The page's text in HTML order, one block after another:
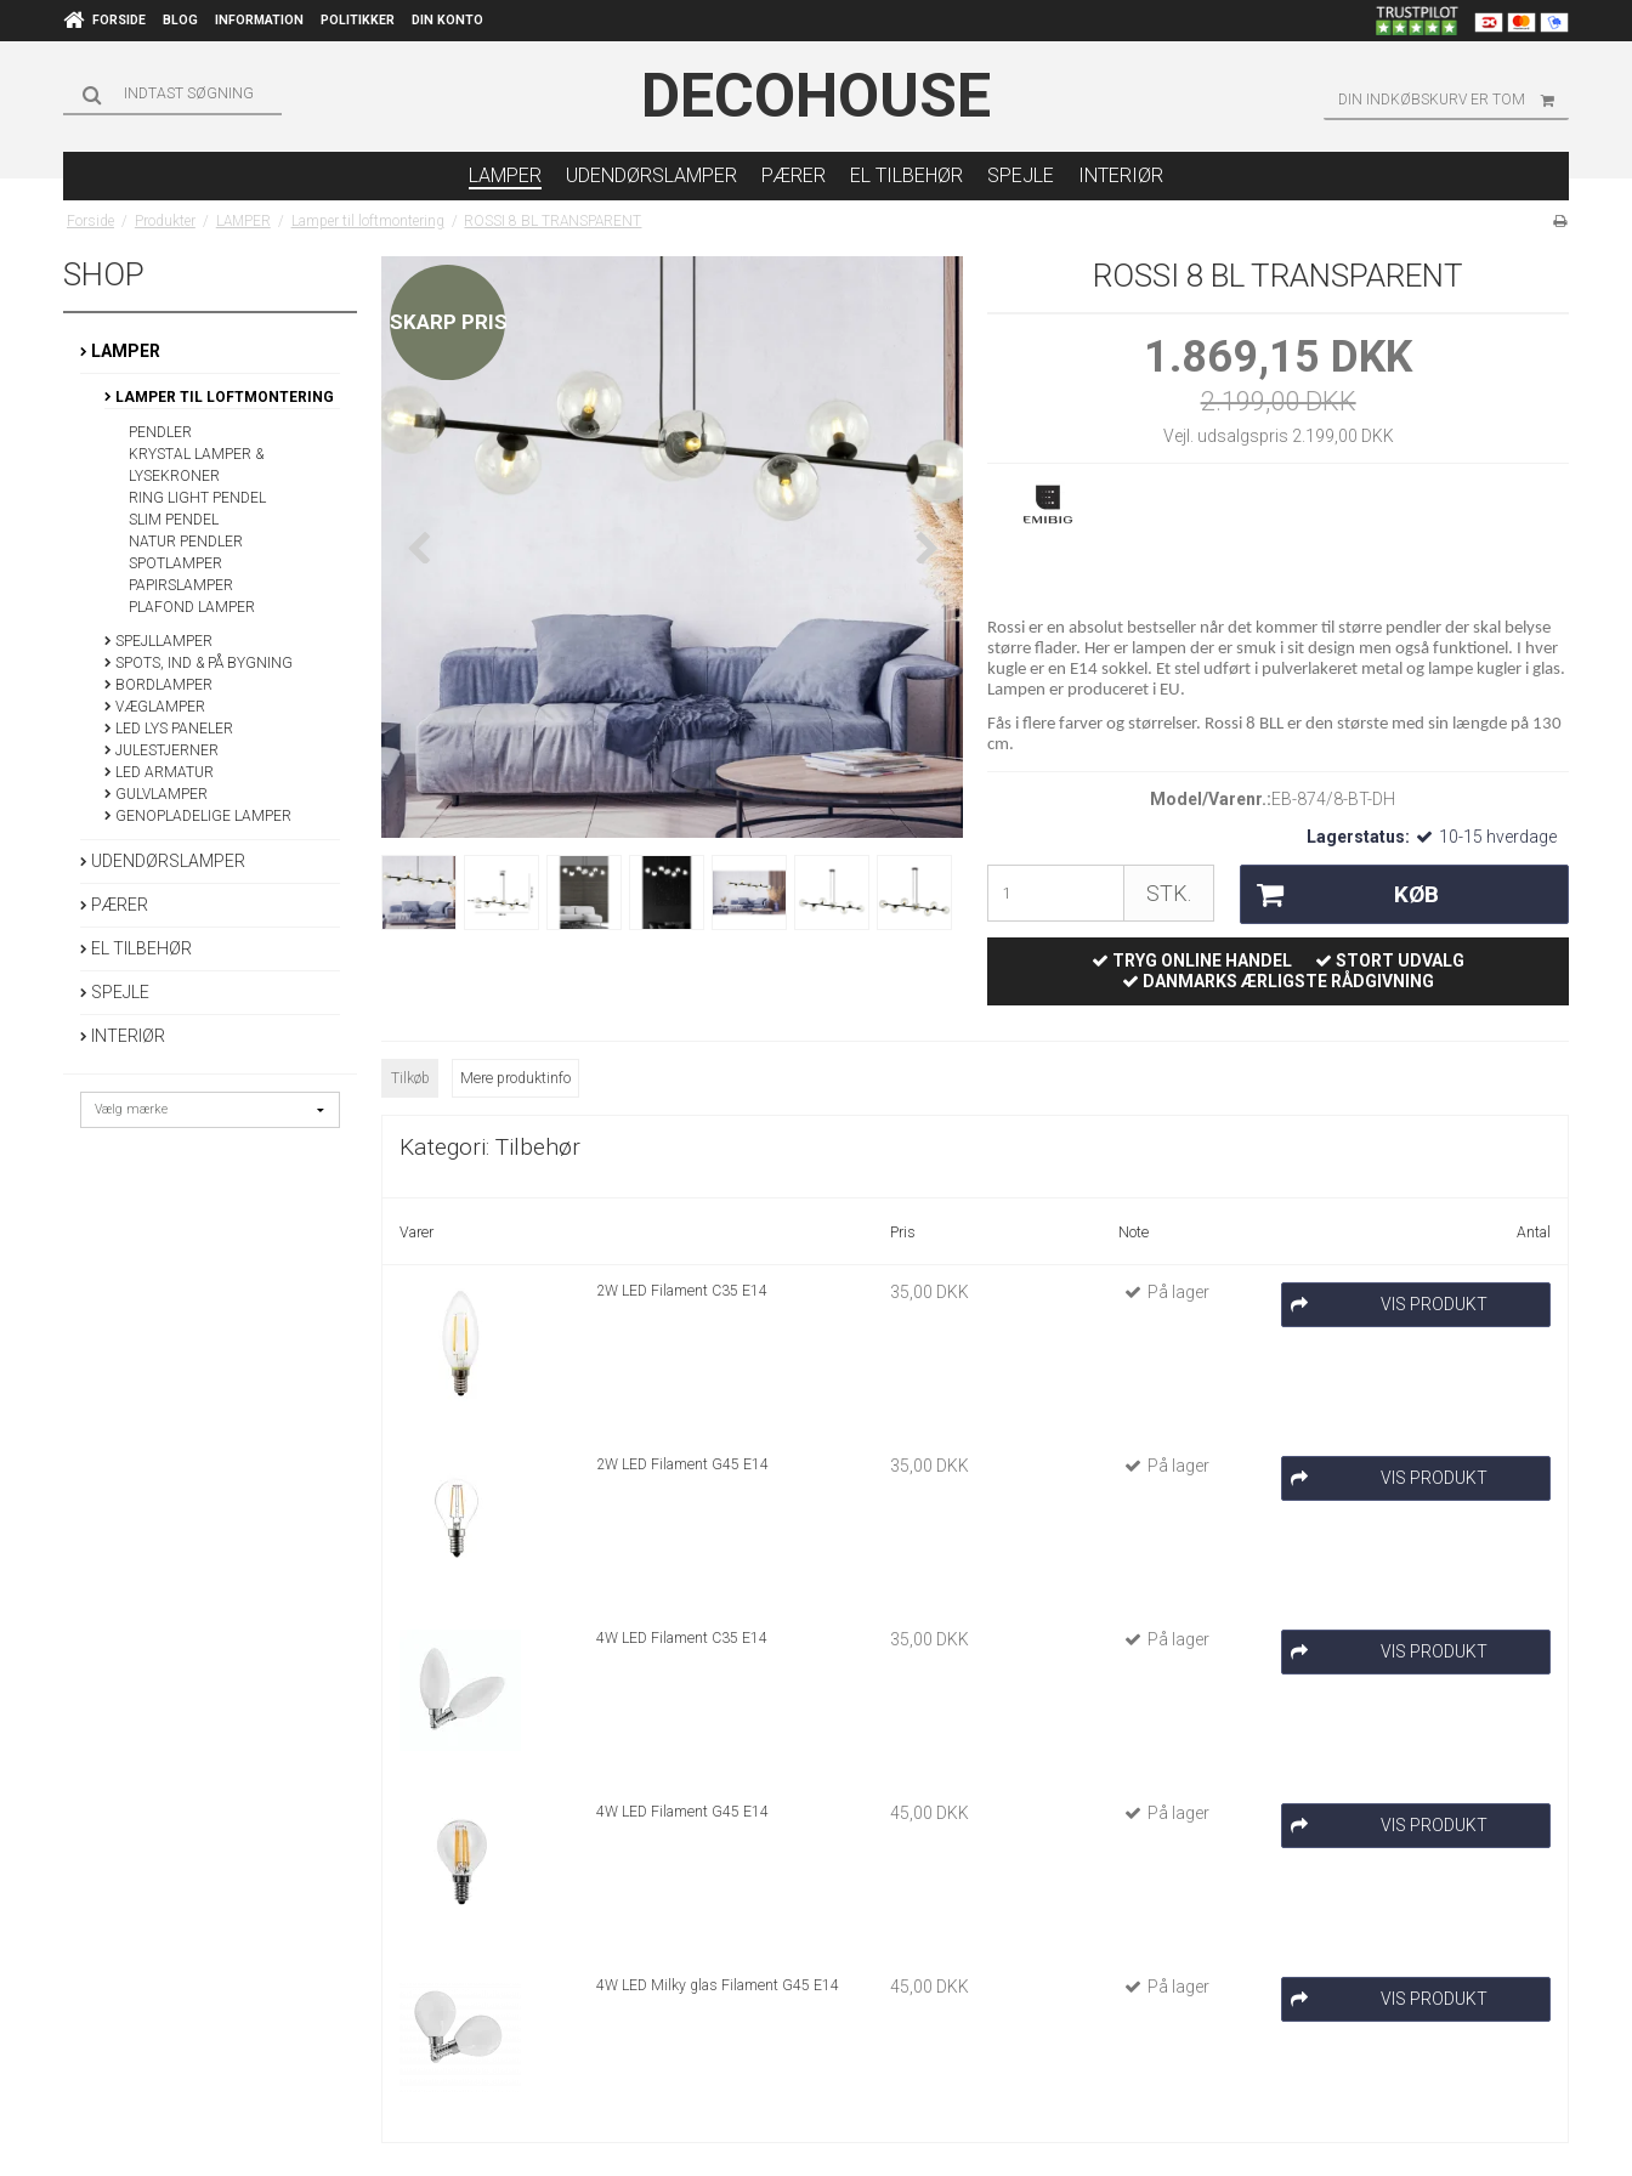
FORSIDE BLOG INFORMATION POLITIKKER DIN KONTO
DECOHOUSE DIN INDKØBSKURV ER TOM
LAMPER UDENDØRSLAMPER PÆRER EL TILBEHØR SPEJLE INTERIØR
Forside / Produkter / LAMPER / Lamper til loftmontering / ROSSI 8 BL TRANSPARENT
SHOP
LAMPER
LAMPER TIL LOFTMONTERING
PENDLER
KRYSTAL LAMPER &
LYSEKRONER
RING LIGHT PENDEL
SLIM PENDEL
NATUR PENDLER
SPOTLAMPER
PAPIRSLAMPER
PLAFOND LAMPER
SPEJLLAMPER
SPOTS, IND & PÅ BYGNING
BORDLAMPER
VÆGLAMPER
LED LYS PANELER
JULESTJERNER
LED ARMATUR
GULVLAMPER
GENOPLADELIGE LAMPER
UDENDØRSLAMPER
PÆRER
EL TILBEHØR
SPEJLE
INTERIØR
SKARP PRIS
ROSSI 8 BL TRANSPARENT
1.869,15 DKK
2.199,00 DKK
Vejl. udsalgspris 2.199,00 DKK
Rossi er en absolut bestseller når det kommer til større pendler der skal belyse
større flader. Her er lampen der er smuk i sit design men også funktionel. I hver
kugle er en E14 sokkel. Et stel udført i pulverlakeret metal og lampe kugler i glas.
Lampen er produceret i EU.
Fås i flere farver og størrelser. Rossi 8 BLL er den største med sin længde på 130
cm.
Model/Varenr.:EB-874/8-BT-DH
Lagerstatus:
10-15 hverdage
STK. KØB
TRYG ONLINE HANDEL
STORT UDVALG
DANMARKS ÆRLIGSTE RÅDGIVNING
Tilkøb Mere produktinfo
Kategori: Tilbehør
Varer Pris Note Antal
2W LED Filament C35 E14 35,00 DKK På lager
VIS PRODUKT
2W LED Filament G45 E14 35,00 DKK På lager
VIS PRODUKT
4W LED Filament C35 E14 35,00 DKK På lager
VIS PRODUKT
4W LED Filament G45 E14 45,00 DKK På lager
VIS PRODUKT
4W LED Milky glas Filament G45 E14 45,00 DKK På lager
VIS PRODUKT